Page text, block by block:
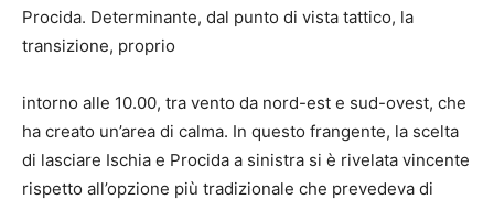
Procida. Determinante, dal punto di vista tattico, la
transizione, proprio
intorno alle 10.00, tra vento da nord-est e sud-ovest, che
ha creato un’area di calma. In questo frangente, la scelta
di lasciare Ischia e Procida a sinistra si è rivelata vincente
rispetto all’opzione più tradizionale che prevedeva di